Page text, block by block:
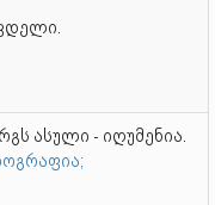
ასული - იღუმენია.